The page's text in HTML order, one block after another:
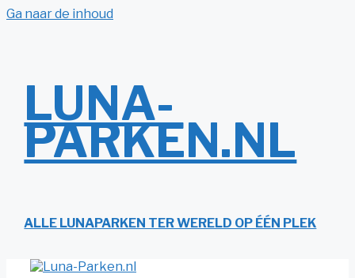
Ga naar de inhoud
LUNA-
PARKEN.NL
ALLE LUNAPARKEN TER WERELD OP ÉÉN PLEK